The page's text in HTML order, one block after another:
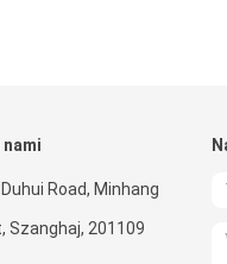
nami
Road, Minhang
Szanghaj, 201109